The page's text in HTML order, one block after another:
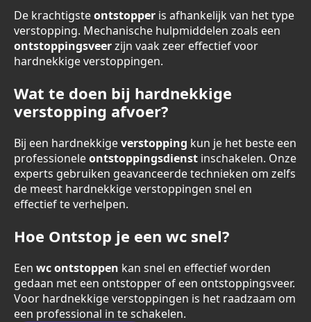
De krachtigsteontstopper is afhankelijk van het type
verstopping. Mechanische hulpmiddelen zoals een
ontstoppingsveerzijn vaak zeer effectief voor
hardnekkige verstoppingen.
Wat te doen bij hardnekkige
verstopping afvoer?
Bij een hardnekkigeverstopping kun je het beste een
professioneleontstoppingsdienst inschakelen. Onze
experts gebruiken geavanceerde technieken om zelfs
de meest hardnekkige verstoppingen snel en
effectief te verhelpen.
Hoe Ontstop je een wc snel?
Een wc ontstoppen kan snel en effectief worden
gedaan met een ontstopper of een ontstoppingsveer.
Voor hardnekkige verstoppingen is het raadzaam om
een professional in te schakelen.